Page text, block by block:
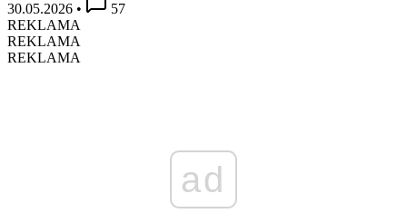
30.05.2026 •
57
REKLAMA
REKLAMA
REKLAMA
ad